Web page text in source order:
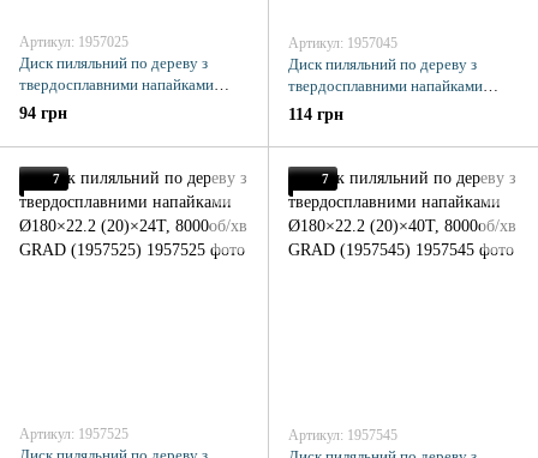
Артикул: 1957025
Диск пиляльний по дереву з
твердосплавними напайками
Ø125×22.2×24Т, 10000об/хв
GRAD (1957025)
94 грн
Артикул: 1957045
Диск пиляльний по дереву з
твердосплавними напайками
Ø125×22.2×40Т, 10000об/хв
GRAD (1957045)
114 грн
7
Артикул: 1957525
7
Артикул: 1957545